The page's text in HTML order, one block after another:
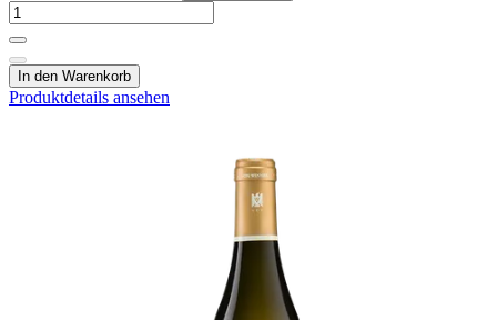
In den Warenkorb
Produktdetails ansehen